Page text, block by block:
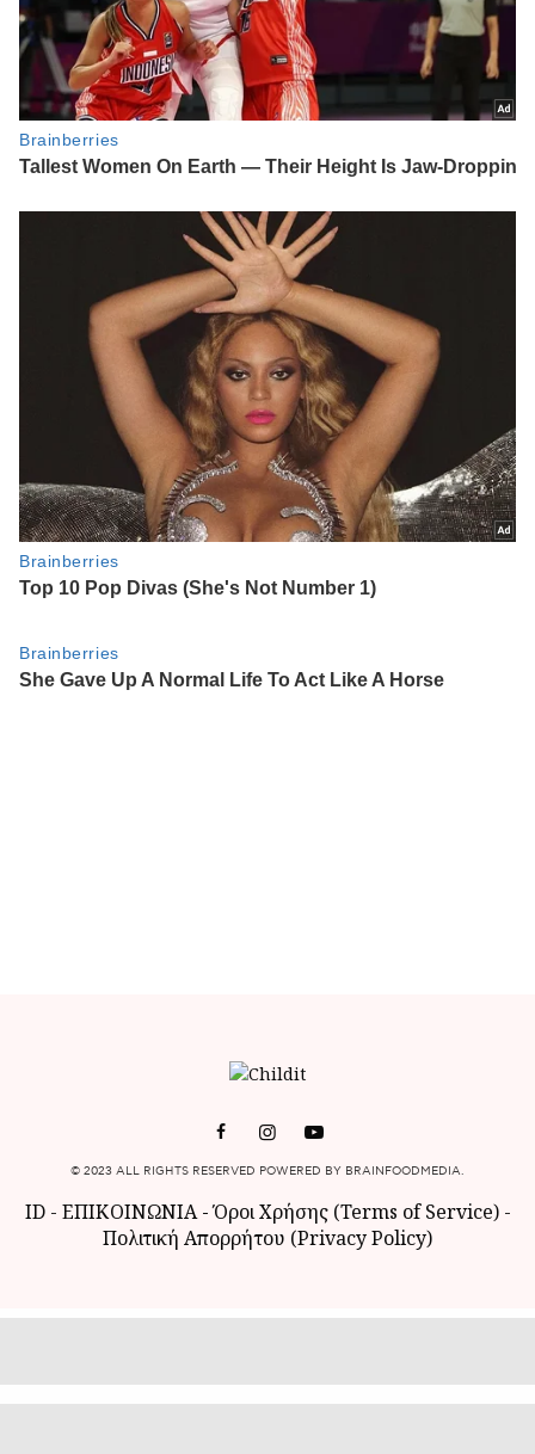
© 2023 ALL RIGHTS RESERVED POWERED BY BRAINFOODMEDIA.
ID- ΕΠΙΚΟΙΝΩΝΙΑ-Όροι Χρήσης (Terms of Service)-
Πολιτική Απορρήτου (Privacy Policy)